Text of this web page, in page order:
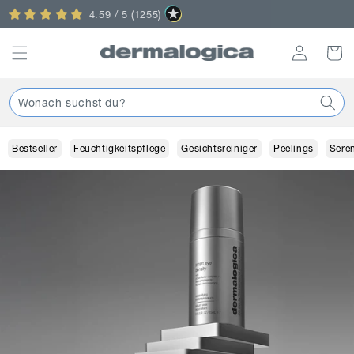
zum
Inhalt
Punkte sammeln im Treueprogramm
Einloggen
Wonach suchst du?
Bestseller Feuchtigkeitspflege Gesichtsreiniger Peelings